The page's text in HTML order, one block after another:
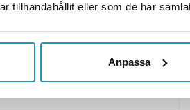
tillhandahållit eller som de har
Anpassa